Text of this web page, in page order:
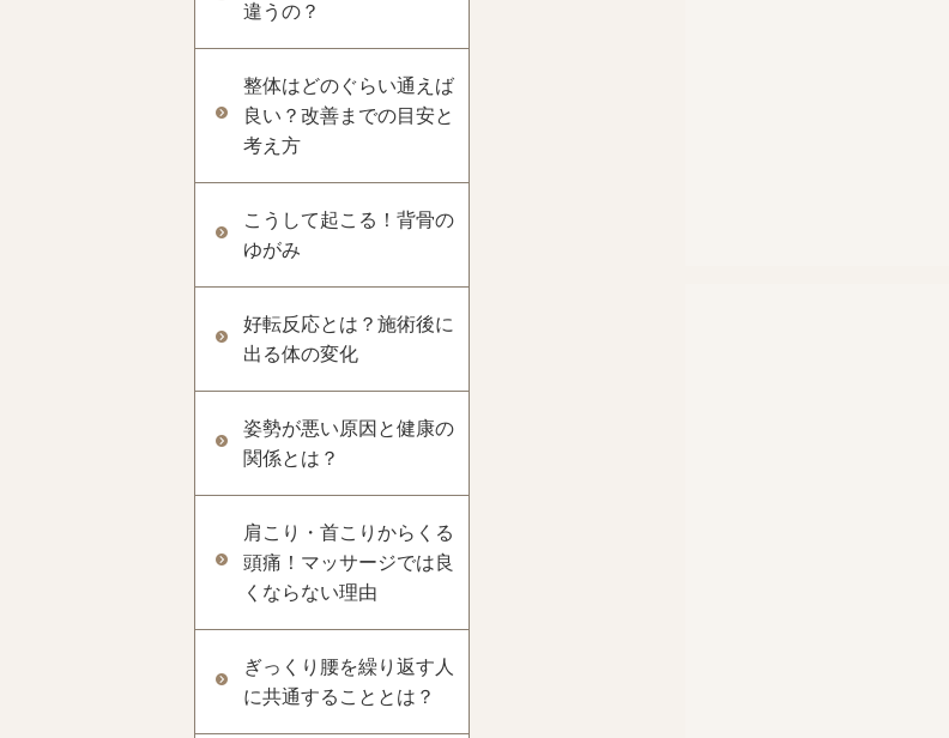
違うの？
整体はどのぐらい通えば
良い？改善までの目安と
考え方
こうして起こる！背骨の
ゆがみ
好転反応とは？施術後に
出る体の変化
姿勢が悪い原因と健康の
関係とは？
肩こり・首こりからくる
頭痛！マッサージでは良
くならない理由
ぎっくり腰を繰り返す人
に共通することとは？